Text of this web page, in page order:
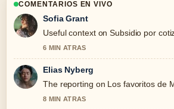
COMENTARIOS EN VIVO
Sofia Grant
Useful context on Subsidio por
6 MIN ATRAS
Elias Nyberg
The reporting on Los favoritos de
8 MIN ATRAS